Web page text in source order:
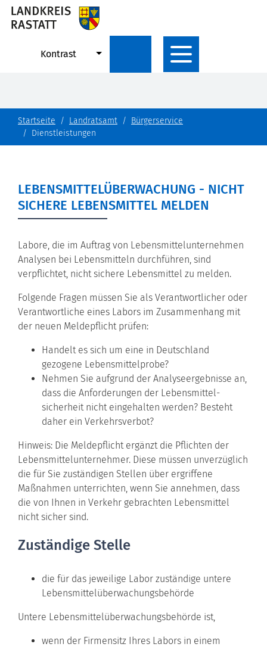
Kontrast
Startseite Landratsamt
Bürgerservice
Dienstleistungen
LEBENSMITTELÜBERWACHUNG - NICHT
SICHERE LEBENSMITTEL MELDEN
Labore, die im Auftrag von Lebensmittelunternehmen
Analysen bei Lebensmitteln durchführen, sind
verpflichtet, nicht sichere Lebensmittel zu melden.
Folgende Fragen müssen Sie als Verantwortlicher oder
Verantwortliche eines Labors im Zusammenhang mit
der neuen Meldepflicht prüfen:
Handelt es sich um eine in Deutschland
gezogene Lebensmittelprobe?
Nehmen Sie aufgrund der Analyseergebnisse an,
dass die Anforderungen der Lebensmittel-
sicherheit nicht eingehalten werden? Besteht
daher ein Verkehrsverbot?
Hinweis: Die Meldepflicht ergänzt die Pflichten der
Lebensmittelunternehmer. Diese müssen unverzüglich
die für Sie zuständigen Stellen über ergriffene
Maßnahmen unterrichten, wenn Sie annehmen, dass
die von Ihnen in Verkehr gebrachten Lebensmittel
nicht sicher sind.
Zuständige Stelle
die für das jeweilige Labor zuständige untere
Lebensmittelüberwachungsbehörde
Untere Lebensmittelüberwachungsbehörde ist,
wenn der Firmensitz Ihres Labors in einem